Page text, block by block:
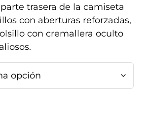
trasera de la camiseta
con aberturas reforzadas,
con cremallera oculto